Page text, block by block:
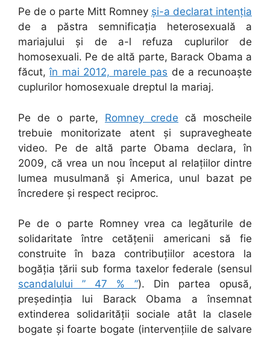
Pe de o parte Mitt Romney și-a declarat intenția
de a păstra semnificația heterosexuală a
mariajului și de a-l refuza cuplurilor de
homosexuali. Pe de altă parte, Barack Obama a
făcut,în mai 2012, marele pas de a recunoaște
cuplurilor homosexuale dreptul la mariaj.
Pe de o parte, Romney crede că moscheile
trebuie monitorizate atent și supravegheate
video. Pe de altă parte Obama declara, în
2009, că vrea un nou început al relațiilor dintre
lumea musulmană și America, unul bazat pe
încredere și respect reciproc.
Pe de o parte Romney vrea ca legăturile de
solidaritate între cetățenii americani să fie
construite în baza contribuțiilor acestora la
bogăția țării sub forma taxelor federale (sensul
scandalului ” 47 % ”). Din partea opusă,
președinția lui Barack Obama a însemnat
extinderea solidarității sociale atât la clasele
bogate și foarte bogate (intervențiile de salvare